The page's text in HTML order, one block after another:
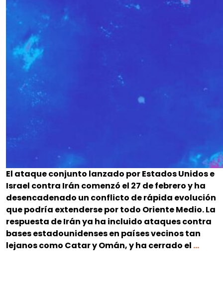
El ataque conjunto lanzado por Estados Unidos e
Israel contra Irán comenzó el 27 de febrero y ha
desencadenado un conflicto de rápida evolución
que podría extenderse por todo Oriente Medio. La
respuesta de Irán ya ha incluido ataques contra
bases estadounidenses en países vecinos tan
lejanos como Catar y Omán, y ha cerrado el …¿Qué